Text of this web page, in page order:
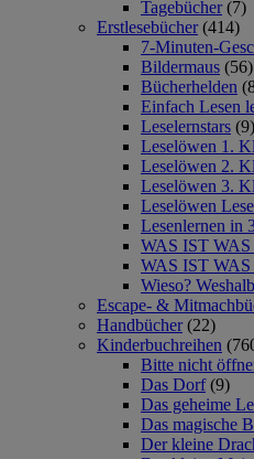
Tagebücher (7)
Erstlesebücher (414)
7-Minuten-
Bildermaus (56)
Bücherhelden
Einfach Lesen
Leselernstars (9)
Leselöwen 1.
Leselöwen 2.
Leselöwen 3.
Leselöwen
Lesenlernen in
WAS IST WAS
WAS IST WAS
Wieso?
Escape- &
Handbücher (22)
Kinderbuchreihen
Bitte nicht
Das Dorf (9)
Das geheime
Das magische
Der kleine